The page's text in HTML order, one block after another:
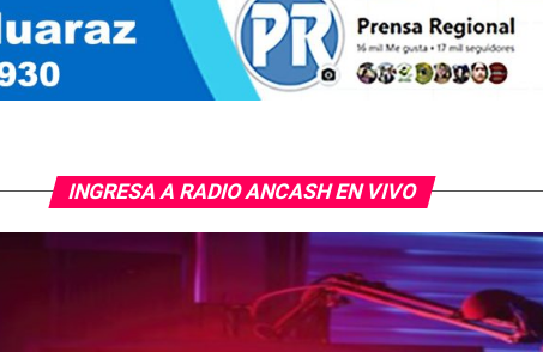
INGRESA A RADIO ANCASH EN VIVO